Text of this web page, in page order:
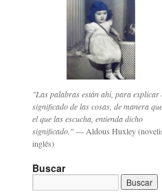
"Las palabras están ahí, para explicar
significado de las cosas, de manera que
el que las escucha, entienda dicho
significado."— Aldous Huxley
inglés)
Buscar